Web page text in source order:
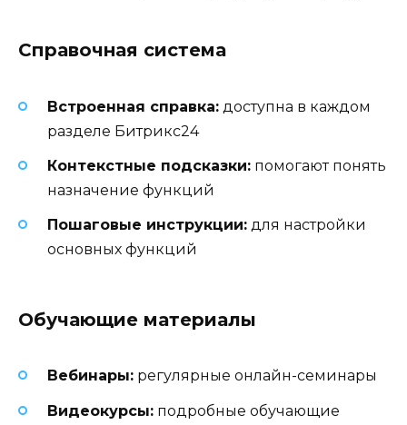
Справочная система
Встроенная справка: доступна в каждом
разделе Битрикс24
Контекстные подсказки: помогают понять
назначение функций
Пошаговые инструкции: для настройки
основных функций
Обучающие материалы
Вебинары: регулярные онлайн-семинары
Видеокурсы: подробные обучающие